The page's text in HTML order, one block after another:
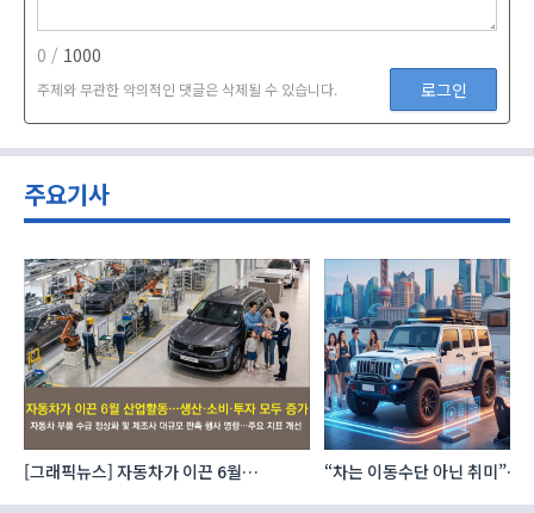
0 / 1000
주제와 무관한 악의적인 댓글은 삭제될 수 있습니다. 로그인
주요기사
[그래픽뉴스] 자동차가 이끈 6월
“차는 이동수단 아닌 취미”…